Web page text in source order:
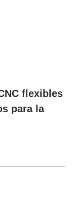
flexibles
para la